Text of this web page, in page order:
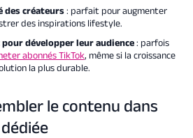
des créateurs : parfait pour augmenter
des inspirations lifestyle.
développer leur audience: parfois
abonnés TikTok, même si la croissance
la plus durable.
le contenu dans